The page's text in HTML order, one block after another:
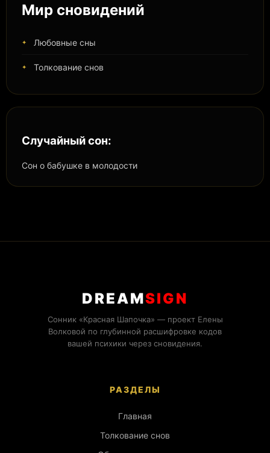
Мир сновидений
Любовные сны
Толкование снов
Случайный сон:
Сон о бабушке в молодости
DREAMSIGN
Сонник «Красная Шапочка» — проект Елены
Волковой по глубинной расшифровке кодов
вашей психики через сновидения.
РАЗДЕЛЫ
Главная
Толкование снов